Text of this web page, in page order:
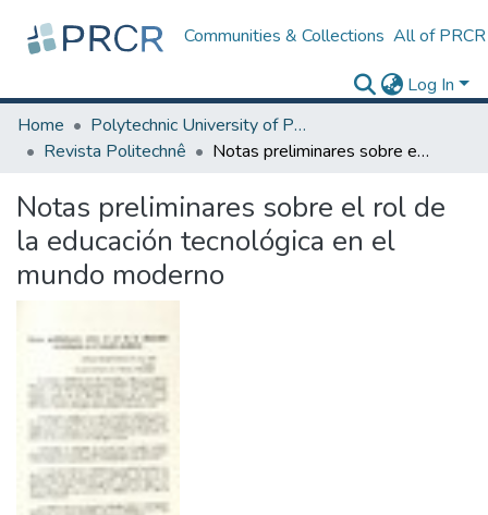
Communities & Collections All of PRCR
Log In
Home
Polytechnic University of Puerto Rico
Revista Politechnê
Notas preliminares sobre el rol de la educación tecnológica en el mundo moderno
Notas preliminares sobre el rol de
la educación tecnológica en el
mundo moderno